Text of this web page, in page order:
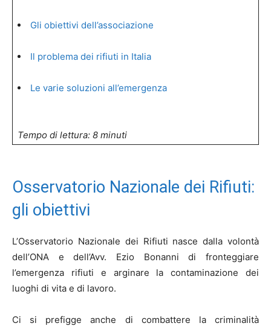
Gli obiettivi dell’associazione
Il problema dei rifiuti in Italia
Le varie soluzioni all’emergenza
Tempo di lettura: 8 minuti
Osservatorio Nazionale dei Rifiuti:
gli obiettivi
L’Osservatorio Nazionale dei Rifiuti nasce dalla volontà
dell’ONA e dell’Avv. Ezio Bonanni di fronteggiare
l’emergenza rifiuti e arginare la contaminazione dei
luoghi di vita e di lavoro.
Ci si prefigge anche di combattere la criminalità